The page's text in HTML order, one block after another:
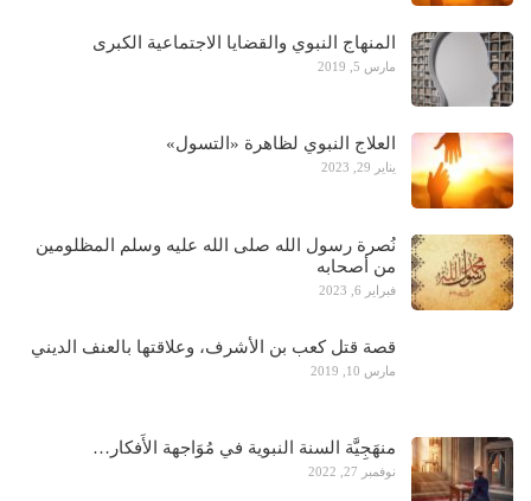
المنهاج النبوي والقضايا الاجتماعية الكبرى
مارس 5, 2019
العلاج النبوي لظاهرة «التسول»
يناير 29, 2023
نُصرة رسول الله صلى الله عليه وسلم المظلومين
من أصحابه
فبراير 6, 2023
قصة قتل كعب بن الأشرف، وعلاقتها بالعنف الديني
مارس 10, 2019
منهَجِيَّة السنة النبوية في مُوَاجهة الأَفكار…
نوفمبر 27, 2022